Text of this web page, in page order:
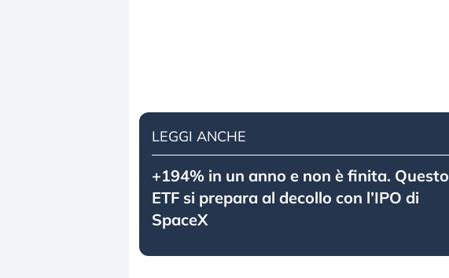
LEGGI ANCHE
+194% in un anno e non è finita. Questo
ETF si prepara al decollo con l’IPO di
SpaceX